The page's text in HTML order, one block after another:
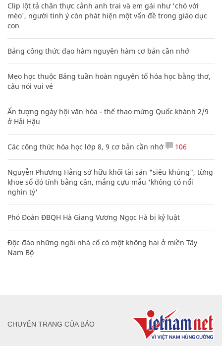
Clip lột tả chân thực cảnh anh trai và em gái như 'chó với
mèo', người tinh ý còn phát hiện một vấn đề trong giáo dục
con
Bảng công thức đạo hàm nguyên hàm cơ bản cần nhớ
Mẹo học thuộc Bảng tuần hoàn nguyên tố hóa học bằng thơ,
câu nói vui vẻ
Ấn tượng ngày hội văn hóa - thể thao mừng Quốc khánh 2/9
ở Hải Hậu
Các công thức hóa học lớp 8, 9 cơ bản cần nhớ 106
Nguyễn Phương Hằng sở hữu khối tài sản "siêu khủng", từng
khoe sổ đỏ tính bằng cân, mắng cựu mẫu 'không có nổi
nghìn tỷ'
Phó Đoàn ĐBQH Hà Giang Vương Ngọc Hà bị kỷ luật
Độc đáo những ngôi nhà cổ có một không hai ở miền Tây
Nam Bộ
CHUYÊN TRANG CỦA BÁO